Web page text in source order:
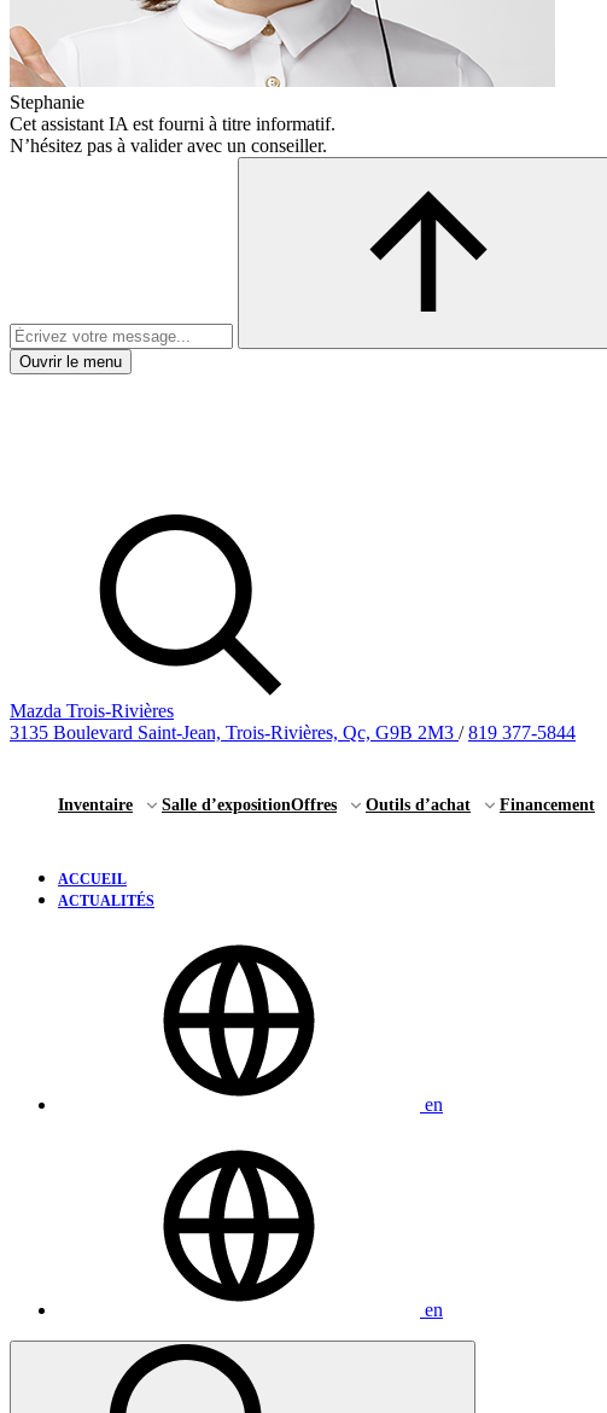
Stephanie
Cet assistant IA est fourni à titre informatif.
N’hésitez pas à valider avec un conseiller.
Ouvrir le menu
Mazda Trois-Rivières
3135 Boulevard Saint-Jean, Trois-Rivières, Qc, G9B 2M3 / 819 377-5844
Inventaire Salle d’expositionOffres Outils d’achat Financement
ACCUEIL
ACTUALITÉS
en
en